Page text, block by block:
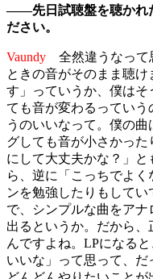
――先日試聴盤を聴かれ
ださい。
Vaundy 全然違うなって
ときの音がそのまま聴
す」っていうか、僕はそ
ても音が変わるってい
うのいいなって。僕の
グしても音が小さかっ
にして大丈夫かな？」
ら、逆に「こっちでよ
ンを勉強したりもして
で、シンプルな曲をア
出るというか。だから
んですよね。LPになる
いいな」って思って、だ